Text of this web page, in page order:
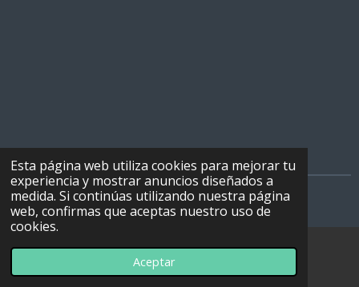
Esta página web utiliza cookies para mejorar tu
experiencia y mostrar anuncios diseñados a
medida. Si continúas utilizando nuestra página
web, confirmas que aceptas nuestro uso de
cookies.
Aceptar
© 2022 - 2026 Radio decadas